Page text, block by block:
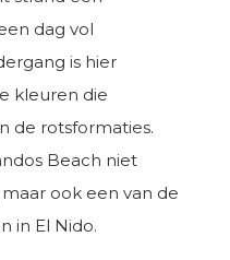
dag vol
is hier
kleuren die
de rotsformaties.
Beach niet
ook een van de
in El Nido.